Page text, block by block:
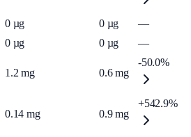
0 µg 0 µg
—
0 µg 0 µg —
1.2 mg 0.6 mg
-50.0%
0.14 mg 0.9 mg
+542.9%